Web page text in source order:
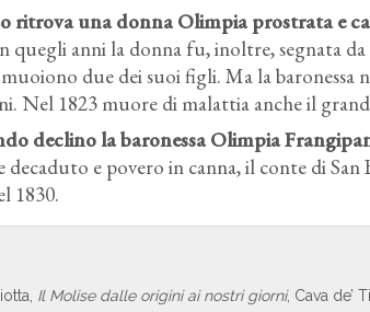
ritrova una donna Olimpia prostrata e
quegli anni la donna fu, inoltre, segnata
due dei suoi figli. Ma la baronessa
Nel 1823 muore di malattia anche il
declino la baronessa Olimpia
e povero in canna, il conte di San
1830.
Il Molise dalle origini ai nostri giorni, Cava de’